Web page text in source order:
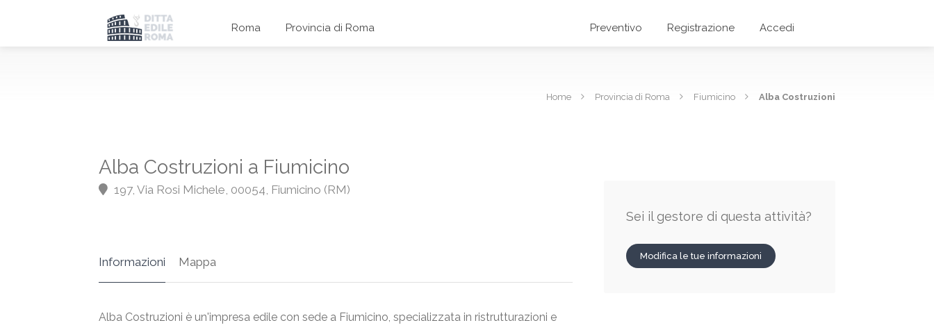
Roma Provincia di Roma Preventivo Registrazione Accedi
Home Provincia di Roma Fiumicino Alba Costruzioni
Alba Costruzioni a Fiumicino
197, Via Rosi Michele, 00054, Fiumicino (RM)
Informazioni Mappa
Alba Costruzioni è un'impresa edile con sede a Fiumicino, specializzata in ristrutturazioni e
Sei il gestore di questa attività?
Modifica le tue informazioni